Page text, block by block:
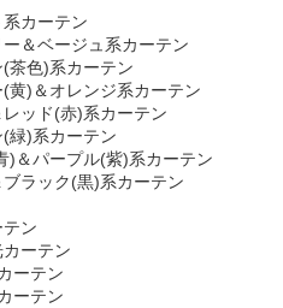
カーテン
＆ベージュ系カーテン
茶色)系カーテン
(黄)＆オレンジ系カーテン
レッド(赤)系カーテン
緑)系カーテン
)＆パープル(紫)系カーテン
ブラック(黒)系カーテン
ン
ーテン
ーテン
ーテン